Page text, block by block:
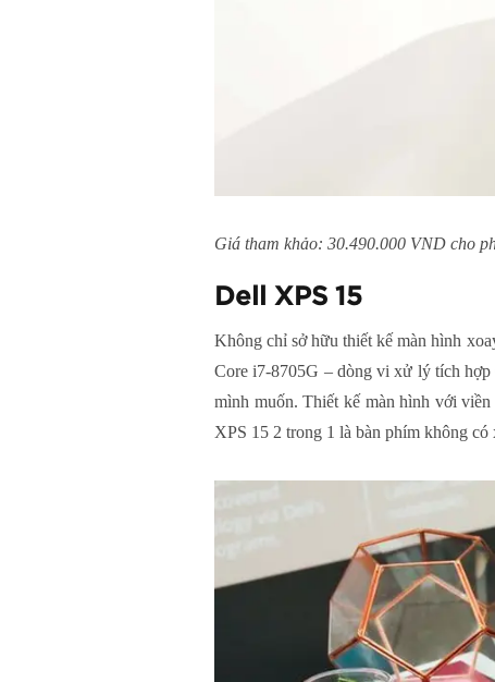
Giá tham khảo: 30.490.000 VND cho
Dell XPS 15
Không chỉ sở hữu thiết kế màn hình
Core i7-8705G – dòng vi xử lý tích
mình muốn. Thiết kế màn hình với
XPS 15 2 trong 1 là bàn phím không